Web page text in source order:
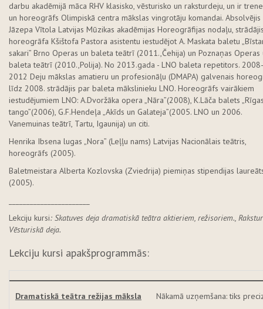
darbu akadēmijā māca RHV klasisko, vēsturisko un raksturdeju, un ir
un horeogrāfs Olimpiskā centra mākslas vingrotāju komandai. Absolvējis
Jāzepa Vītola Latvijas Mūzikas akadēmijas Horeogrāfijas nodaļu,
horeogrāfa Kšištofa Pastora asistentu iestudējot A. Maskata baletu
sakari” Brno Operas un baleta teātrī (2011.,Čehija) un Poznaņas Operas
baleta teātrī (2010.,Polija). No 2013.gada - LNO baleta repetitors. 2008-
2012 Deju mākslas amatieru un profesionāļu (DMAPA) galvenais
līdz 2008. strādājis par baleta mākslinieku LNO. Horeogrāfs vairākiem
iestudējumiem LNO: A.Dvoržāka opera „Nāra”(2008), K.Lāča balets
tango”(2006), G.F.Hendeļa „Akīds un Galateja”(2005. LNO un 2006.
Vanemuinas teātrī, Tartu, Igaunija) un citi.
Henrika Ibsena lugas „Nora” (Leļļu nams) Latvijas Nacionālais teātris,
horeogrāfs (2005).
Baletmeistara Alberta Kozlovska (Zviedrija) piemiņas stipendijas
(2005).
Lekciju kursi: Skatuves deja dramatiskā teātra aktieriem, režisoriem.,
Vēsturiskā deja.
Lekciju kursi apakšprogrammās:
Dramatiskā teātra režijas māksla Nākamā uzņemšana: tiks